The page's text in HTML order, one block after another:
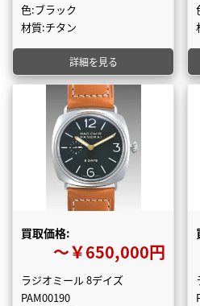
色:ブラック
材質:チタン
詳細を見る
買取価格:
〜￥650,000円
ラジオミール 8デイズ
PAM00190